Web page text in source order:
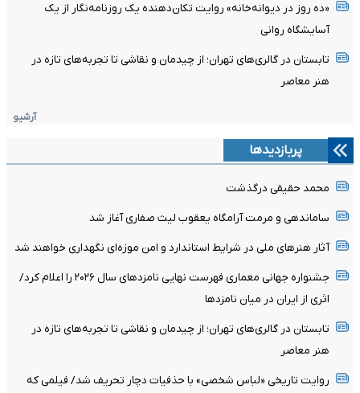
«ده روز در دیوانه‌خانه» روایت تکان‌دهنده یک روزنامه‌نگار از یک
آسایشگاه روانی
تابستان در گالری‌های تهران؛ از چیدمان و نقاشی تا تجربه‌های تازه در
هنر معاصر
آرشیو
پربازدیدها
محمد حقیقی درگذشت
ساماندهی و مرمت آرامگاه یعقوب لیث صفاری آغاز شد
آثار هنرهای ملی در شرایط استاندارد و امن موزه‌ای نگهداری خواهند شد
جشنواره جهانی معماری فهرست نهایی نامزدهای سال ۲۰۲۶ را اعلام کرد/
اثری از ایران در میان نامزدها
تابستان در گالری‌های تهران؛ از چیدمان و نقاشی تا تجربه‌های تازه در
هنر معاصر
روایت تاریخی «لباس شخصی» با حذفیات دچار تحریف شد/ فیلمی که